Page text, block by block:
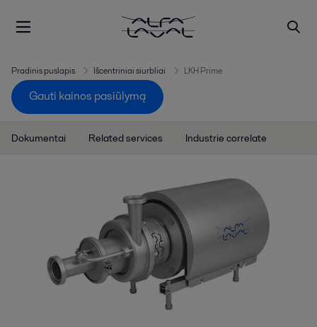
Pradinis puslapis Išcentriniai siurbliai LKH Prime
Gauti kainos pasiūlymą
Dokumentai Related services Industrie correlate